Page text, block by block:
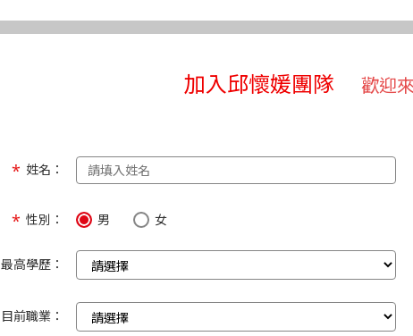
加入邱懷媛團隊 歡迎
姓名：
性別： 男 女
最高學歷：
目前職業：